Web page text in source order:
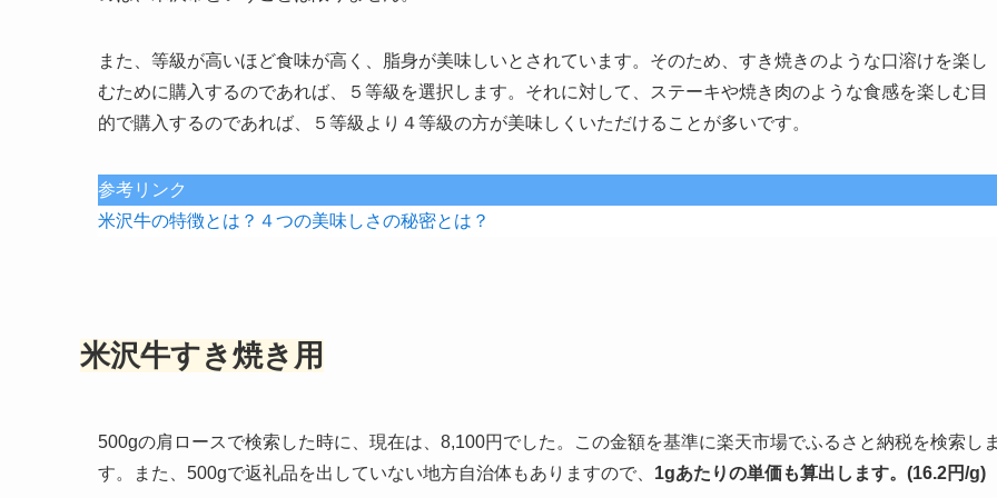
また、等級が高いほど食味が高く、脂身が美味しいとされています。そのため、すき焼きのような口溶けを楽し
むために購入するのであれば、５等級を選択します。それに対して、ステーキや焼き肉のような食感を楽しむ目
的で購入するのであれば、５等級より４等級の方が美味しくいただけることが多いです。
参考リンク
米沢牛の特徴とは？４つの美味しさの秘密とは？
米沢牛すき焼き用
500gの肩ロースで検索した時に、現在は、8,100円でした。この金額を基準に楽天市場でふるさと納税を検索し
す。また、500gで返礼品を出していない地方自治体もありますので、 1gあたりの単価も算出します。(16.2円/g)